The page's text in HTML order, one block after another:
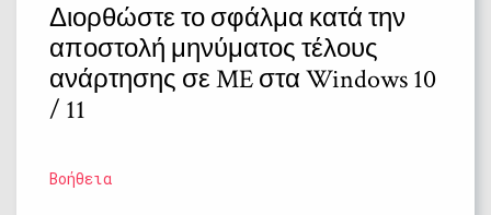
Διορθώστε το σφάλμα κατά την
αποστολή μηνύματος τέλους
ανάρτησης σε ME στα Windows 10
/ 11
Βοήθεια